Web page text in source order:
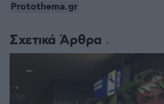
Σχετικά Άρθρα
Protothema.gr